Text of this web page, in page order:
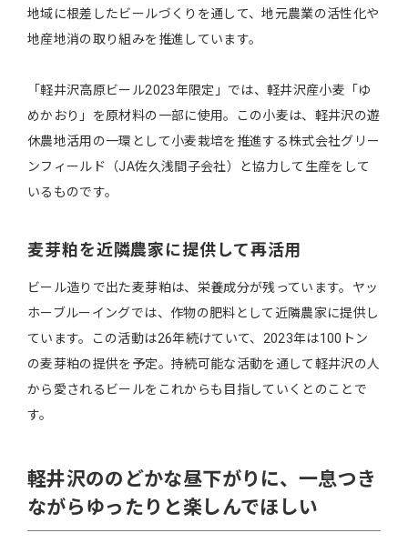
地域に根差したビールづくりを通して、地元農業の活性化や
地産地消の取り組みを推進しています。
「軽井沢高原ビール2023年限定」では、軽井沢産小麦「ゆ
めかおり」を原材料の一部に使用。この小麦は、軽井沢の遊
休農地活用の一環として小麦栽培を推進する株式会社グリー
ンフィールド（JA佐久浅間子会社）と協力して生産をして
いるものです。
麦芽粕を近隣農家に提供して再活用
ビール造りで出た麦芽粕は、栄養成分が残っています。ヤッ
ホーブルーイングでは、作物の肥料として近隣農家に提供し
ています。この活動は26年続けていて、2023年は100トン
の麦芽粕の提供を予定。持続可能な活動を通して軽井沢の人
から愛されるビールをこれからも目指していくとのことで
す。
軽井沢ののどかな昼下がりに、一息つき
ながらゆったりと楽しんでほしい